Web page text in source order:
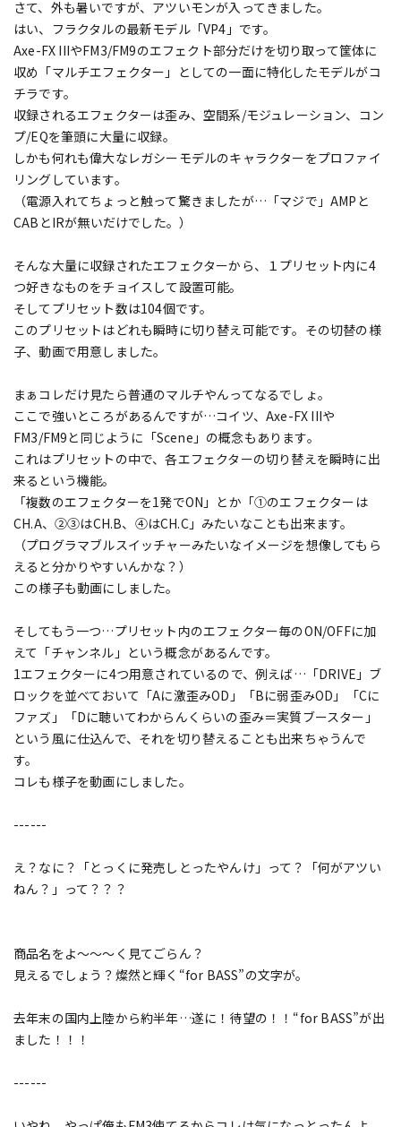
さて、外も暑いですが、アツいモンが入ってきました。
はい、フラクタルの最新モデル「VP4」です。
Axe-FX IIIやFM3/FM9のエフェクト部分だけを切り取って筐体に
収め「マルチエフェクター」としての一面に特化したモデルがコ
チラです。
収録されるエフェクターは歪み、空間系/モジュレーション、コン
プ/EQを筆頭に大量に収録。
しかも何れも偉大なレガシーモデルのキャラクターをプロファイ
リングしています。
（電源入れてちょっと触って驚きましたが…「マジで」AMPと
CABとIRが無いだけでした。）
そんな大量に収録されたエフェクターから、１プリセット内に4
つ好きなものをチョイスして設置可能。
そしてプリセット数は104個です。
このプリセットはどれも瞬時に切り替え可能です。その切替の様
子、動画で用意しました。
まぁコレだけ見たら普通のマルチやんってなるでしょ。
ここで強いところがあるんですが…コイツ、Axe-FX IIIや
FM3/FM9と同じように「Scene」の概念もあります。
これはプリセットの中で、各エフェクターの切り替えを瞬時に出
来るという機能。
「複数のエフェクターを1発でON」とか「①のエフェクターは
CH.A、②③はCH.B、④はCH.C」みたいなことも出来ます。
（プログラマブルスイッチャーみたいなイメージを想像してもら
えると分かりやすいんかな？）
この様子も動画にしました。
そしてもう一つ…プリセット内のエフェクター毎のON/OFFに加
えて「チャンネル」という概念があるんです。
1エフェクターに4つ用意されているので、例えば…「DRIVE」ブ
ロックを並べておいて「Aに激歪みOD」「Bに弱歪みOD」「Cに
ファズ」「Dに聴いてわからんくらいの歪み＝実質ブースター」
という風に仕込んで、それを切り替えることも出来ちゃうんで
す。
コレも様子を動画にしました。
------
え？なに？「とっくに発売しとったやんけ」って？「何がアツい
ねん？」って？？？
商品名をよ～～～く見てごらん？
見えるでしょう？燦然と輝く“for BASS”の文字が。
去年末の国内上陸から約半年…遂に！待望の！！“for BASS”が出
ました！！！
------